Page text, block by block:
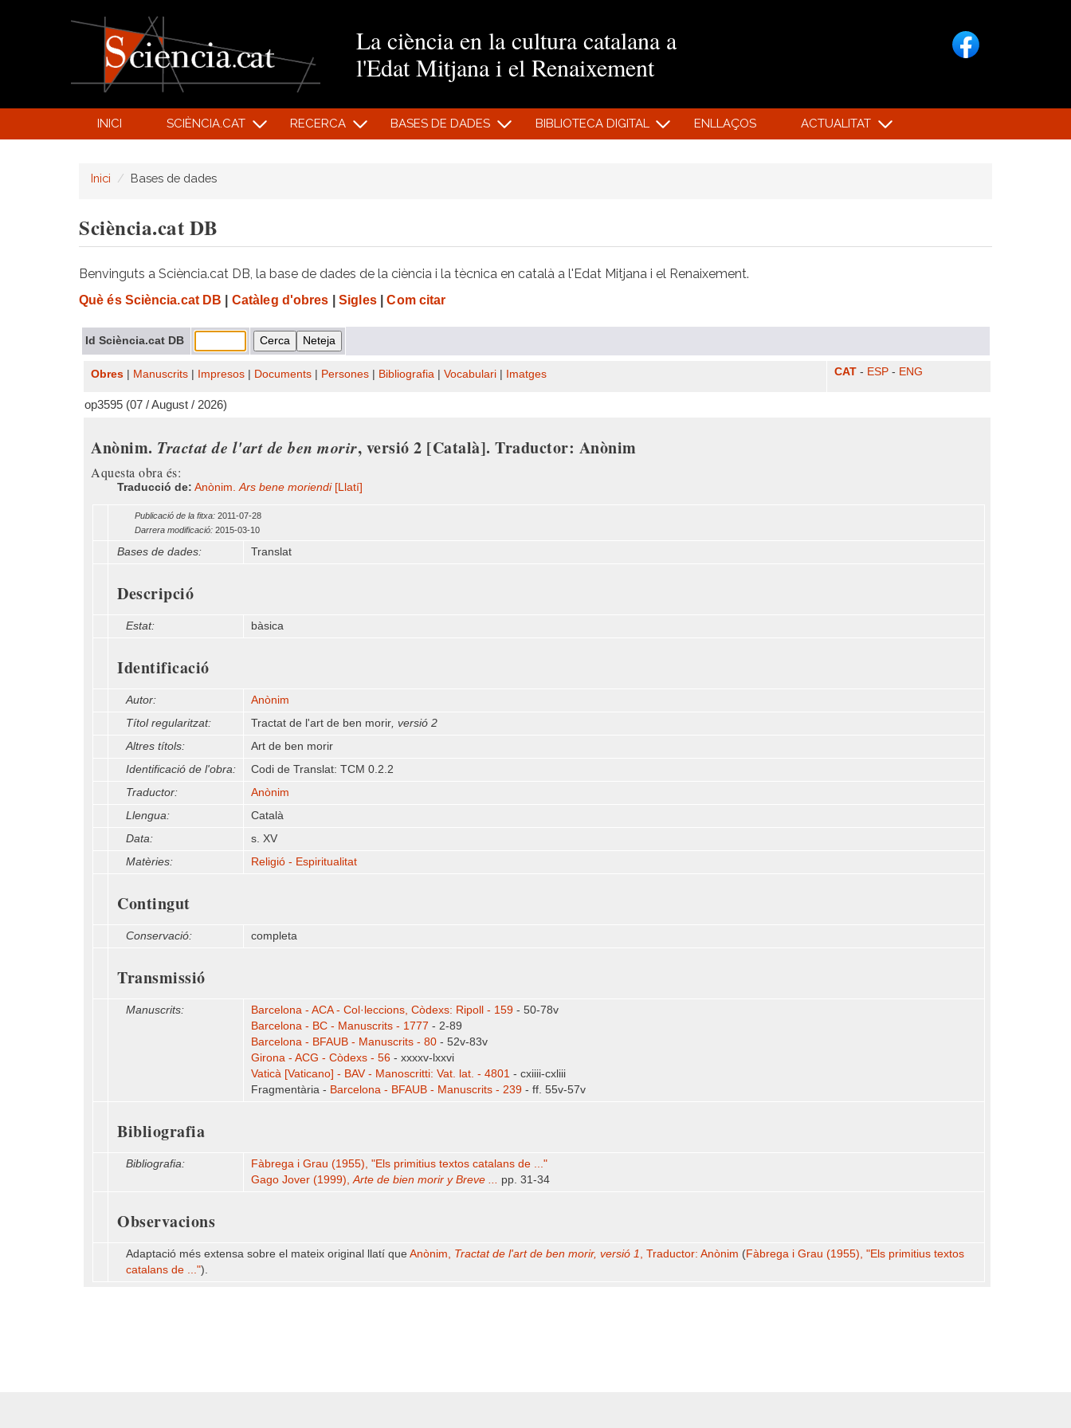
La ciència en la cultura catalana a
l'Edat Mitjana i el Renaixement
INICI SCIÈNCIA.CAT RECERCA BASES DE DADES BIBLIOTECA DIGITAL ENLLAÇOS ACTUALITAT
Inici Bases de dades
Sciència.cat DB
Benvinguts a Sciència.cat DB, la base de dades de la ciència i la tècnica en català a l'Edat Mitjana i el Renaixement.
Què és Sciència.cat DB Catàleg d'obres Sigles| Com citar
Id Sciència.cat DB
Obres Manuscrits Impresos Documents Persones Bibliografia Vocabulari Imatges CAT - ESP - ENG
op3595 (07 / August / 2026)
Anònim. Tractat de l'art de ben morir, versió 2 [Català]. Traductor: Anònim
Aquesta obra és:
Traducció de: Anònim.Ars bene moriendi[Llatí]
Publicació de la fitxa: 2011-07-28
Darrera modificació: 2015-03-10
Bases de dades: Translat
Descripció
Estat: bàsica
Identificació
Autor:
Anònim
Títol regularitzat:
Tractat de l'art de ben morir, versió 2
Altres títols:
Art de ben morir
Identificació de l'obra:
Codi de Translat: TCM 0.2.2
Traductor:
Anònim
Llengua:
Català
Data:
s. XV
Matèries:
Religió - Espiritualitat
Contingut
Conservació: completa
Transmissió
Manuscrits: Barcelona - ACA - Col·leccions, Còdexs: Ripoll - 159 - 50-78v
Barcelona - BC - Manuscrits - 1777 - 2-89
Barcelona - BFAUB - Manuscrits - 80 - 52v-83v
Girona - ACG - Còdexs - 56 - xxxxv-lxxvi
Vaticà [Vaticano] - BAV - Manoscritti: Vat. lat. - 4801 - cxiiii-cxliii
Fragmentària - Barcelona - BFAUB - Manuscrits - 239 - ff. 55v-57v
Bibliografia
Bibliografia:
Fàbrega i Grau (1955), "Els primitius textos catalans de ..."
Gago Jover (1999),Arte de bien morir y Breve ... pp. 31-34
Observacions
Adaptació més extensa sobre el mateix original llatí que Anònim, Tractat de l'art de ben morir, versió 1, Traductor: Anònim (Fàbrega i Grau (1955), "Els primitius textos
catalans de ...").